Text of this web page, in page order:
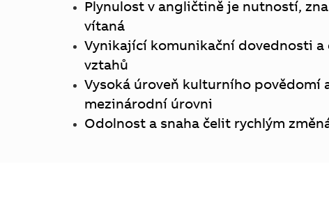
Plynulost v angličtině je nutností,
vítaná
Vynikající komunikační dovednosti
vztahů
Vysoká úroveň kulturního povědomí
mezinárodní úrovni
Odolnost a snaha čelit rychlým